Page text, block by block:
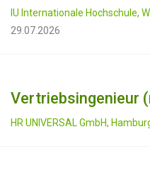
IU Internationale Hochschule,
29.07.2026
Vertriebsingenieur
HR UNIVERSAL GmbH,